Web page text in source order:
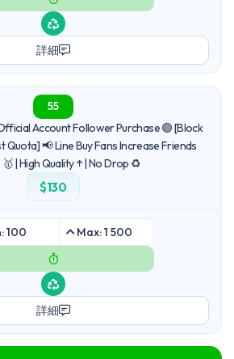
詳細
55
Account Follower Purchase 🟢 [Block
Quota] 📢 Line Buy Fans Increase Friends
| High Quality ↑ | No Drop ♻️
$130
100 Max: 1 500
詳細